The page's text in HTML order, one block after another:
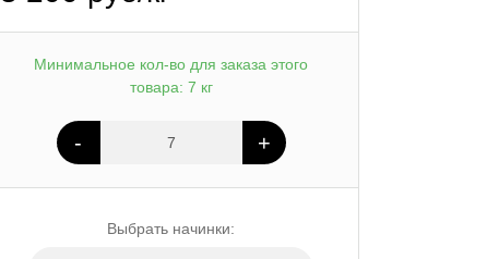
Минимальное кол-во для заказа этого
товара: 7 кг
- +
Выбрать начинки: